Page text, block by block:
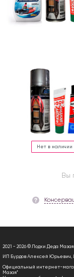
Нет в наличии
Вы
2021 - 2026 © Лодки Деда
ИП Бурдов Алексей Юрьевич,
Официальный интернет-
Мазая"